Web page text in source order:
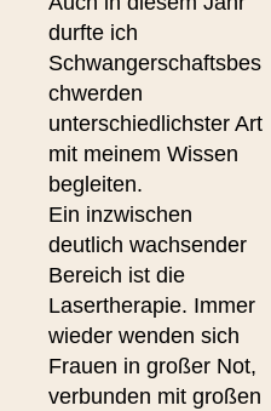
durfte ich
Schwangerschaftsbes
chwerden
unterschiedlichster Art
mit meinem Wissen
begleiten.
Ein inzwischen
deutlich wachsender
Bereich ist die
Lasertherapie. Immer
wieder wenden sich
Frauen in großer Not,
verbunden mit großen